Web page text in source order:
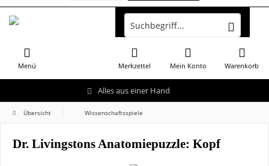
Alles aus einer Hand
Menü Warenkorb
Merkzettel Mein Konto
Übersicht Wissenschaftsspiele
Dr. Livingstons Anatomiepuzzle: Kopf